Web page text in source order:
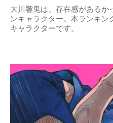
大川響鬼は、存在感があるか
ンキャラクター。本ランキ
キャラクターです。